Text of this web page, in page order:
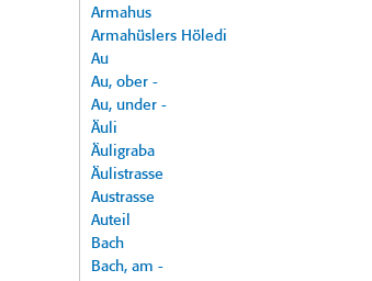
Armahus
Armahüslers Höledi
Au
Au, ober -
Au, under -
Äuli
Äuligraba
Äulistrasse
Austrasse
Auteil
Bach
Bach, am -